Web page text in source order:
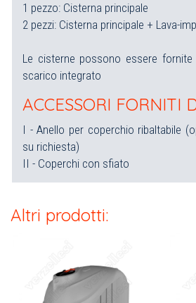
1 pezzo: Cisterna principale
2 pezzi: Cisterna principale + Lava-
Le cisterne possono essere
scarico integrato
ACCESSORI FORNITI
I - Anello per coperchio ribaltabile
su richiesta)
II - Coperchi con sfiato
Altri prodotti: